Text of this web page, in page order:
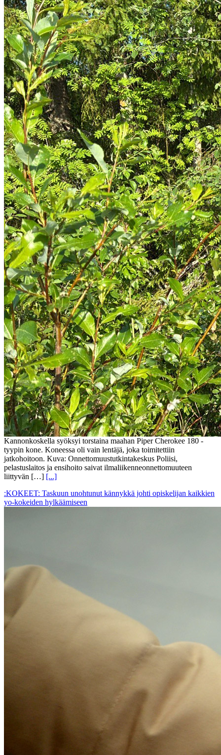
Kannonkoskella syöksyi torstaina maahan Piper Cherokee 180 -
tyypin kone. Koneessa oli vain lentäjä, joka toimitettiin
jatkohoitoon. Kuva: Onnettomuustutkintakeskus Poliisi,
pelastuslaitos ja ensihoito saivat ilmaliikenneonnettomuuteen
liittyvän […] [...]
:KOKEET: Taskuun unohtunut kännykkä johti opiskelijan kaikkien
yo-kokeiden hylkäämiseen